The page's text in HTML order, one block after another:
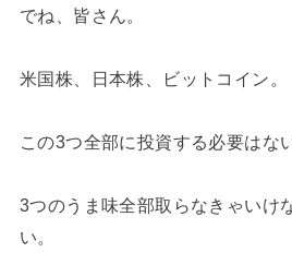
でね、皆さん。
米国株、日本株、ビットコイン。
この3つ全部に投資する必要はな
3つのうま味全部取らなきゃいけ
い。